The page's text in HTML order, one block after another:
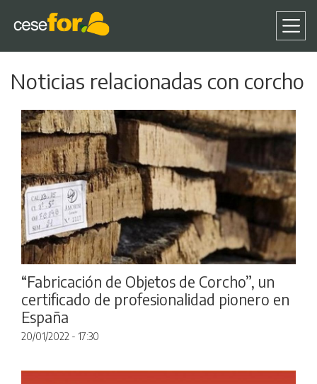
al
principal
Noticias relacionadas con corcho
“Fabricación de Objetos de Corcho”, un
certificado de profesionalidad pionero en
España
20/01/2022 - 17:30